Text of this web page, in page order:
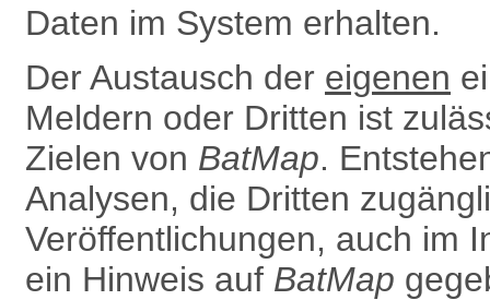
Daten im System erhalten.
Der Austausch der eigenen
Meldern oder Dritten ist
Zielen von BatMap.
Analysen, die Dritten
Ver­öffentlichungen, auch im
ein Hinweis auf BatMap